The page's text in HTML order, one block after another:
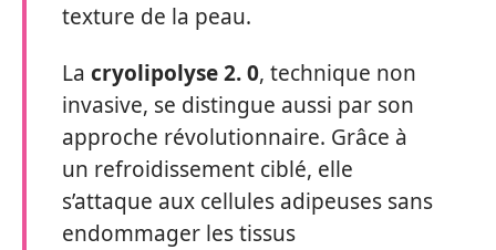
texture de la peau.
La cryolipolyse 2. 0, technique non
invasive, se distingue aussi par son
approche révolutionnaire. Grâce à
un refroidissement ciblé, elle
s’attaque aux cellules adipeuses sans
endommager les tissus